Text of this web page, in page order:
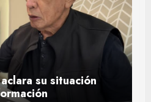
su situación